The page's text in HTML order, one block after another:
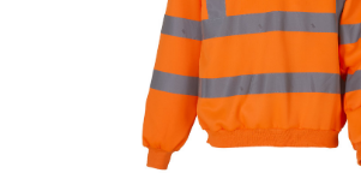
Business WellnessKapper
Beechfield
Blakläder
Claude